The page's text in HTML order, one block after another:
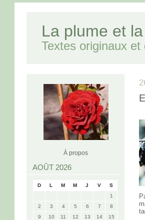
La plume et
Textes originaux
À propos
AOÛT 2026
D L M M J V
S
1
2
3 4 5 6 7
8
9
10 11 12 13 14
15